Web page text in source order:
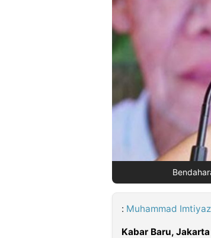
: Muhammad Imtiyaz
Kabar Baru, Jakarta